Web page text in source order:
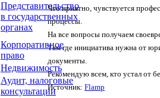
Представительство
в государственных
органах
Корпоративное
право
Недвижимость
Аудит, налоговые
консультации
Что приятно, чувствуется
процессы.
На все вопросы получаем
Там где инициатива нужна от
документы.
Рекомендую всем, кто устал от
Источник: Flamp